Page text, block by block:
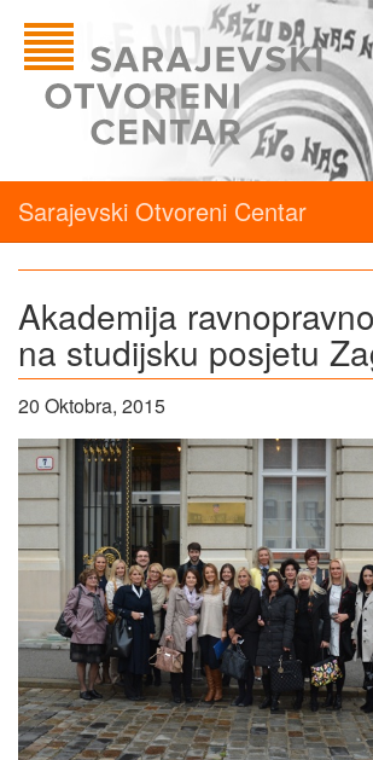
Sarajevski Otvoreni Centar
Akademija
na studijsku posjetu
20 Oktobra, 2015